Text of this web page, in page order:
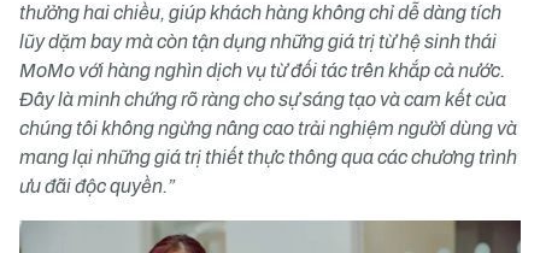
thưởng hai chiều, giúp khách hàng không chỉ dễ dàng tích
lũy dặm bay mà còn tận dụng những giá trị từ hệ sinh thái
MoMo với hàng nghìn dịch vụ từ đối tác trên khắp cả nước.
Đây là minh chứng rõ ràng cho sự sáng tạo và cam kết của
chúng tôi không ngừng nâng cao trải nghiệm người dùng và
mang lại những giá trị thiết thực thông qua các chương trình
ưu đãi độc quyền.”